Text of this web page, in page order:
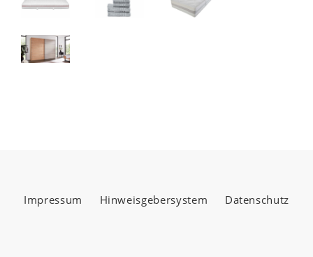
Impressum Hinweisgebersystem Datenschutz